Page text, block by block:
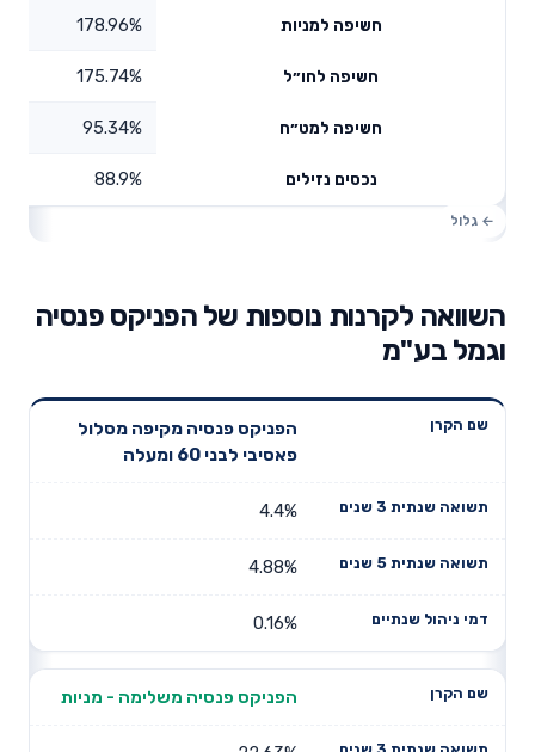
חשיפה למניות 178.96%
חשיפה לחו״ל 175.74%
חשיפה למט״ח 95.34%
נכסים נזילים 88.9%
השוואה לקרנות נוספות של הפניקס פנסיה
וגמל בע"מ
שנתית 3
תשואה
שנתית 5
דמי ניהול
הפניקס פנסיה מקיפה מסלול
פאסיבי לבני 60 ומעלה
4.4%
4.88%
0.16%
הפניקס פנסיה משלימה - מניות